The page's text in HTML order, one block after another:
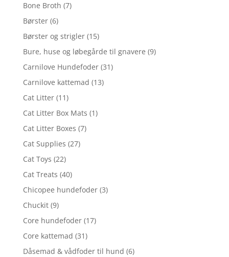
Bone Broth (7)
Børster (6)
Børster og strigler (15)
Bure, huse og løbegårde til gnavere (9)
Carnilove Hundefoder (31)
Carnilove kattemad (13)
Cat Litter (11)
Cat Litter Box Mats (1)
Cat Litter Boxes (7)
Cat Supplies (27)
Cat Toys (22)
Cat Treats (40)
Chicopee hundefoder (3)
Chuckit (9)
Core hundefoder (17)
Core kattemad (31)
Dåsemad & vådfoder til hund (6)